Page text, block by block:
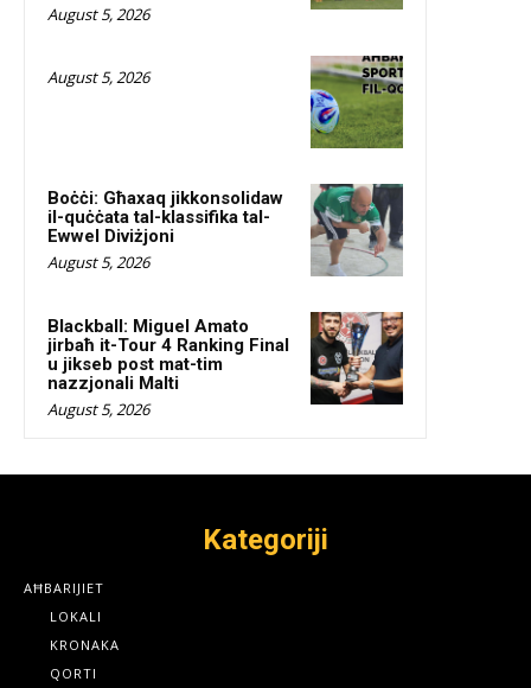
August 5, 2026
August 5, 2026
Boċċi: Għaxaq jikkonsolidaw
il-quċċata tal-klassifika tal-
Ewwel Diviżjoni
August 5, 2026
Blackball: Miguel Amato
jirbaħ it-Tour 4 Ranking Final
u jikseb post mat-tim
nazzjonali Malti
August 5, 2026
Kategoriji
AĦBARIJIET
LOKALI
KRONAKA
QORTI